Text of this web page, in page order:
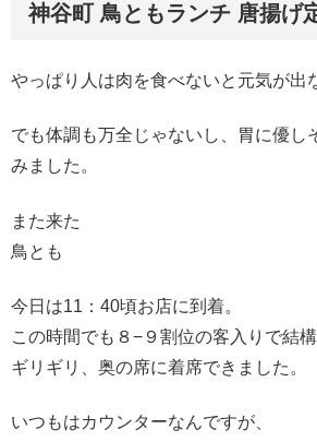
神谷町 鳥ともランチ 唐揚げ
やっぱり人は肉を食べないと元気が出
でも体調も万全じゃないし、胃に優し
みました。
また来た
鳥とも
今日は11：40頃お店に到着。
この時間でも８−９割位の客入りで結
ギリギリ、奥の席に着席できました。
いつもはカウンターなんですが、